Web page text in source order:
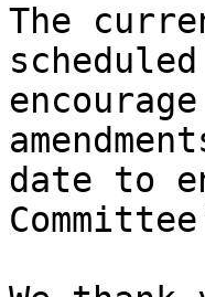
The
date to